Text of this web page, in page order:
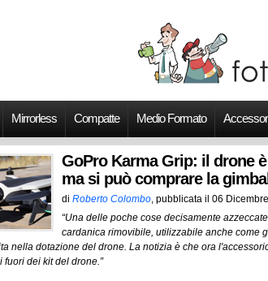
Mirrorless Compatte Medio Formato
GoPro Karma Grip: il drone
ma si può comprare la gimbal
di Roberto Colombo, pubblicata il 06
“Una delle poche cose decisamente
cardanica rimovibile, utilizzabile anche come
nella dotazione del drone. La notizia è che ora
fuori dei kit del drone.”